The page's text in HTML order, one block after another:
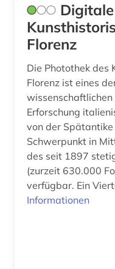
Florenz
Die Photothek des
Florenz ist eines
Erforschung
von der
Schwerpunkt in
des seit 1897
(zurzeit 630.000
verfügbar. Ein
Informationen